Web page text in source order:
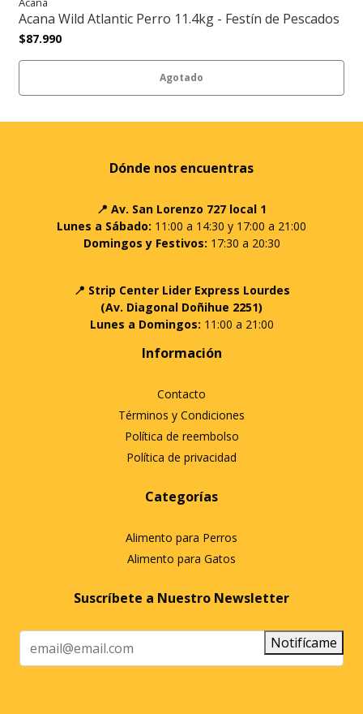
Acana Wild Atlantic Perro 11.4kg - Festín de Pescados
$87.990
Agotado
Dónde nos encuentras
📍 Av. San Lorenzo 727 local 1
Lunes a Sábado: 11:00 a 14:30 y 17:00 a 21:00
Domingos y Festivos: 17:30 a 20:30
📍 Strip Center Lider Express Lourdes
(Av. Diagonal Doñihue 2251)
Lunes a Domingos: 11:00 a 21:00
Información
Contacto
Términos y Condiciones
Política de reembolso
Política de privacidad
Categorías
Alimento para Perros
Alimento para Gatos
Suscríbete a Nuestro Newsletter
Notifícame